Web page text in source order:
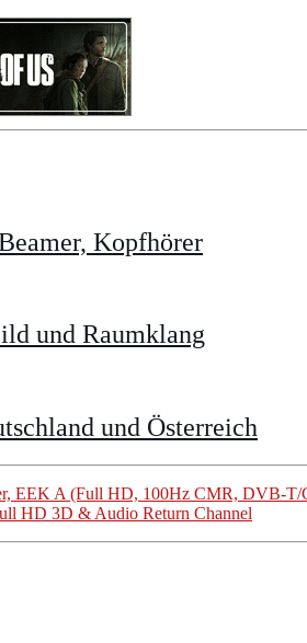
Kopfhörer
und Raumklang
und Österreich
EEK A (Full HD, 100Hz CMR, DVB-T/
HD 3D & Audio Return Channel